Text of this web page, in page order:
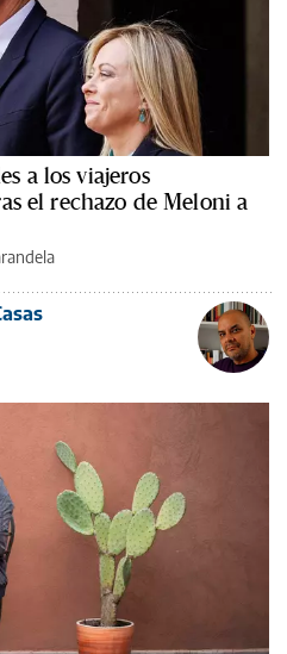
a los viajeros
el rechazo de Meloni a